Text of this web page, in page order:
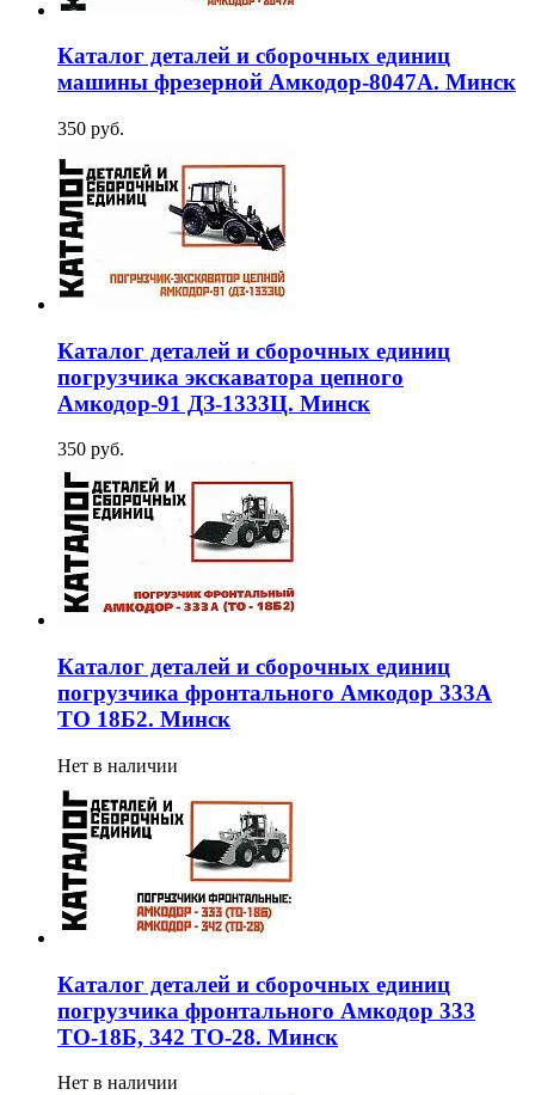
Каталог деталей и сборочных единиц
машины фрезерной Амкодор-8047А. Минск
350 руб.
Каталог деталей и сборочных единиц
погрузчика экскаватора цепного
Амкодор-91 ДЗ-1333Ц. Минск
350 руб.
Каталог деталей и сборочных единиц
погрузчика фронтального Амкодор 333А
ТО 18Б2. Минск
Нет в наличии
Каталог деталей и сборочных единиц
погрузчика фронтального Амкодор 333
ТО-18Б, 342 ТО-28. Минск
Нет в наличии